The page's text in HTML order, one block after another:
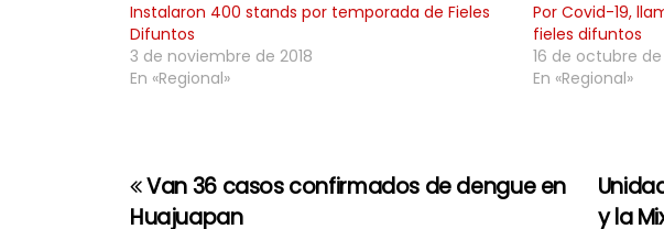
Instalaron 400 stands por temporada de Fieles
Difuntos
3 de noviembre de 2018
En «Regional»
Por Covid-19,
fieles difuntos
16 de octubre
En «Regional»
N
y la
Van 36 casos confirmados de dengue en
Huajuapan